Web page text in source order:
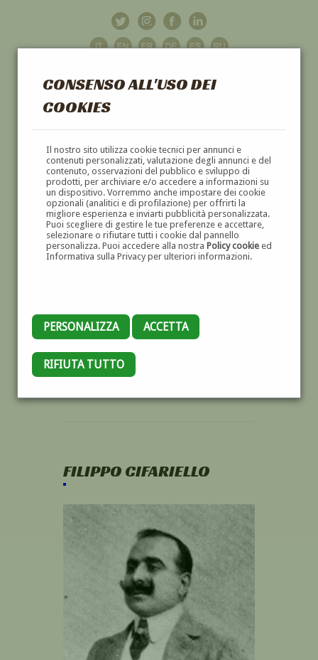
CONSENSO ALL'USO DEI
COOKIES
Il nostro sito utilizza cookie tecnici per annunci e
contenuti personalizzati, valutazione degli annunci e del
contenuto, osservazioni del pubblico e sviluppo di
prodotti, per archiviare e/o accedere a informazioni su
un dispositivo. Vorremmo anche impostare dei cookie
opzionali (analitici e di profilazione) per offrirti la
migliore esperienza e inviarti pubblicità personalizzata.
Puoi scegliere di gestire le tue preferenze e accettare,
selezionare o rifiutare tutti i cookie dal pannello
personalizza. Puoi accedere alla nostra Policy cookieed
Informativa sulla Privacy per ulteriori informazioni.
PERSONALIZZA ACCETTA
RIFIUTA TUTTO
GALLERIAD'ARTE
DIPINTI E SCULTURE '800 E '900
FILIPPO CIFARIELLO